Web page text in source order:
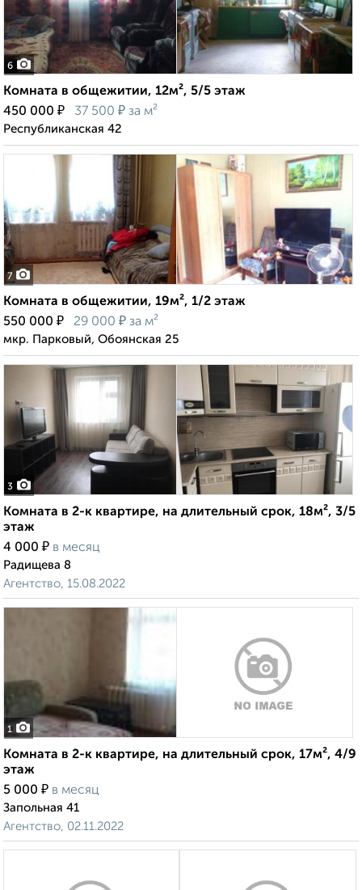
6
Комната в общежитии, 12м², 5/5 этаж
450 000 ₽ 37 500 ₽ за м²
Республиканская 42
7
Комната в общежитии, 19м², 1/2 этаж
550 000 ₽ 29 000 ₽ за м²
мкр. Парковый, Обоянская 25
3
Комната в 2-к квартире, на длительный срок, 18м², 3/5
этаж
4 000 ₽ в месяц
Радищева 8
Агентство, 15.08.2022
1
Комната в 2-к квартире, на длительный срок, 17м², 4/9
этаж
5 000 ₽ в месяц
Запольная 41
Агентство, 02.11.2022